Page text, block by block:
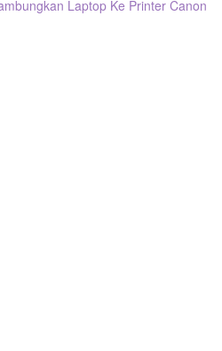
Laptop Ke Printer Canon